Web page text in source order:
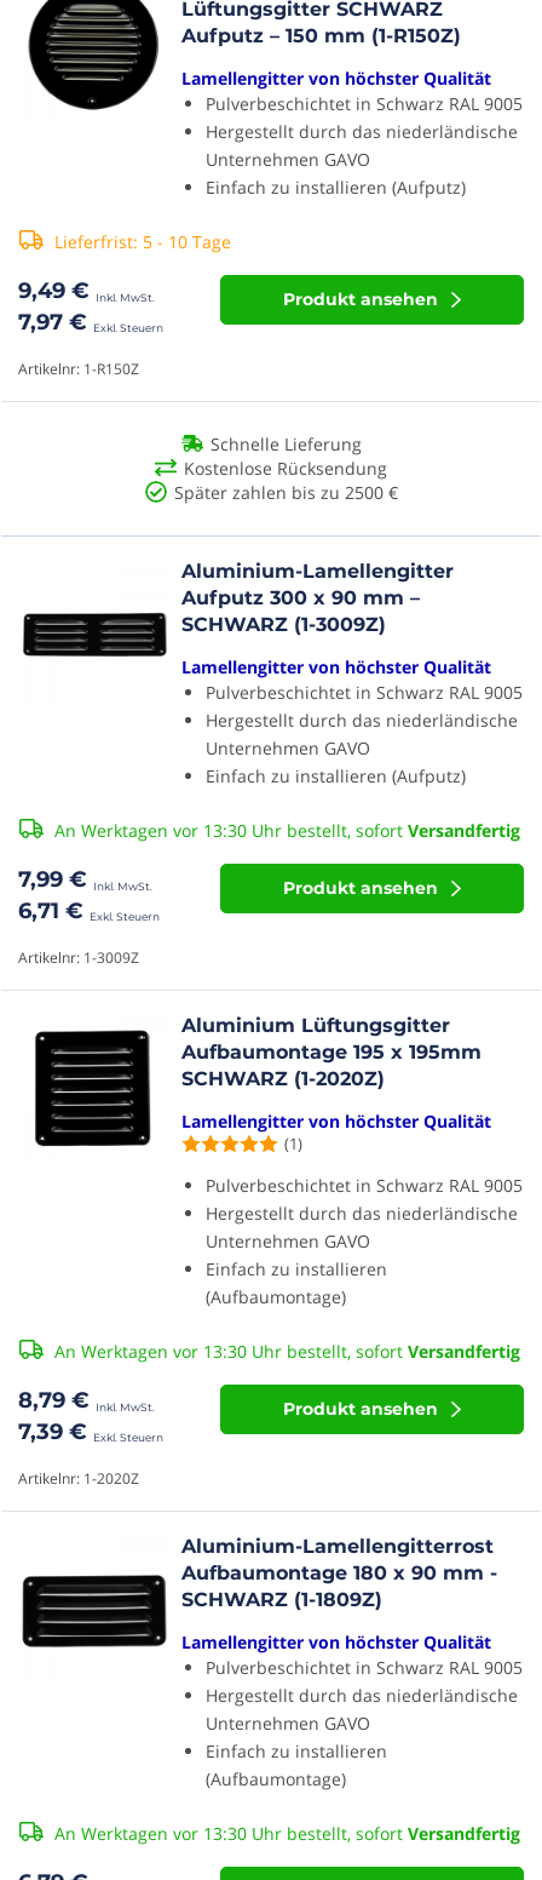
Lüftungsgitter SCHWARZ
Aufputz – 150 mm (1-R150Z)
Lamellengitter von höchster Qualität
Pulverbeschichtet in Schwarz RAL 9005
Hergestellt durch das niederländische
Unternehmen GAVO
Einfach zu installieren (Aufputz)
9,49 €
7,97 €
Lieferfrist: 5 - 10 Tage
Produkt ansehen
Artikelnr: 1-R150Z
Aluminium-Lamellengitter
Aufputz 300 x 90 mm –
SCHWARZ (1-3009Z)
Lamellengitter von höchster Qualität
Pulverbeschichtet in Schwarz RAL 9005
Hergestellt durch das niederländische
Unternehmen GAVO
Einfach zu installieren (Aufputz)
7,99 €
6,71 €
An Werktagen vor 13:30 Uhr bestellt, sofort Versandfertig
Produkt ansehen
Artikelnr: 1-3009Z
Aluminium Lüftungsgitter
Aufbaumontage 195 x 195mm
SCHWARZ (1-2020Z)
Lamellengitter von höchster Qualität
(1)
Pulverbeschichtet in Schwarz RAL 9005
Hergestellt durch das niederländische
Unternehmen GAVO
Einfach zu installieren
(Aufbaumontage)
8,79 €
7,39 €
An Werktagen vor 13:30 Uhr bestellt, sofort Versandfertig
Produkt ansehen
Artikelnr: 1-2020Z
Aluminium-Lamellengitterrost
Aufbaumontage 180 x 90 mm -
SCHWARZ (1-1809Z)
Lamellengitter von höchster Qualität
Pulverbeschichtet in Schwarz RAL 9005
Hergestellt durch das niederländische
Unternehmen GAVO
Einfach zu installieren
(Aufbaumontage)
An Werktagen vor 13:30 Uhr bestellt, sofort Versandfertig
Schnelle Lieferung
Kostenlose Rücksendung
Später zahlen bis zu 2500 €